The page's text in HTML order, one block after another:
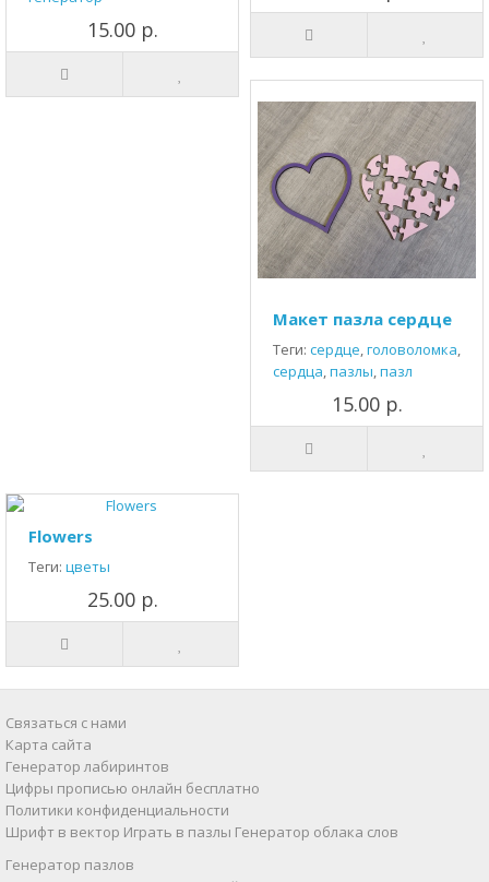
15.00 р.
Макет пазла сердце
Теги: сердце,головоломка,
сердца,пазлы,пазл
15.00 р.
Flowers
Теги: цветы
25.00 р.
Связаться с нами
Карта сайта
Генератор лабиринтов
Цифры прописью онлайн бесплатно
Политики конфиденциальности
Шрифт в вектор Играть в пазлы Генератор облака слов
Генератор пазлов